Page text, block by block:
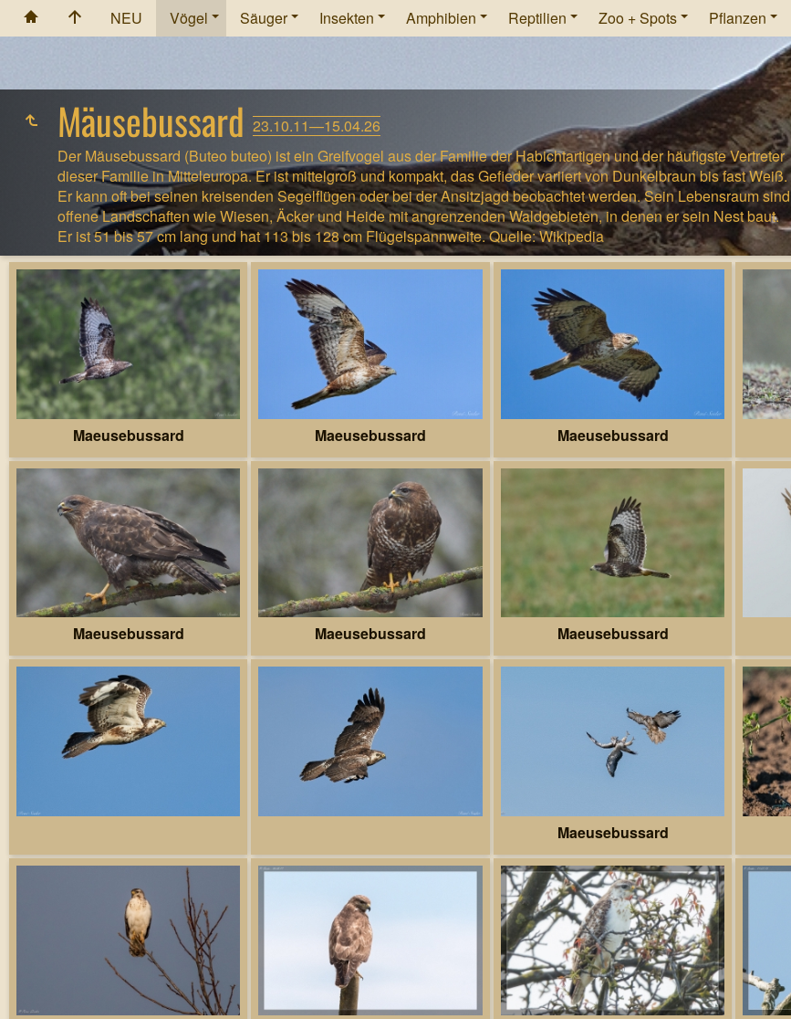
NEU Vögel Säuger Insekten Amphibien Reptilien Zoo + Spots Pflanzen
Mäusebussard 23.10.11—15.04.26
Der Mäusebussard (Buteo buteo) ist ein Greifvogel aus der Familie der Habichtartigen und der häufigste Vertreter
dieser Familie in Mitteleuropa. Er ist mittelgroß und kompakt, das Gefieder variiert von Dunkelbraun bis fast Weiß.
Er kann oft bei seinen kreisenden Segelflügen oder bei der Ansitzjagd beobachtet werden. Sein Lebensraum sind
offene Landschaften wie Wiesen, Äcker und Heide mit angrenzenden Waldgebieten, in denen er sein Nest baut.
Er ist 51 bis 57 cm lang und hat 113 bis 128 cm Flügelspannweite. Quelle: Wikipedia
Maeusebussard Maeusebussard Maeusebussard
Maeusebussard Maeusebussard Maeusebussard
Maeusebussard